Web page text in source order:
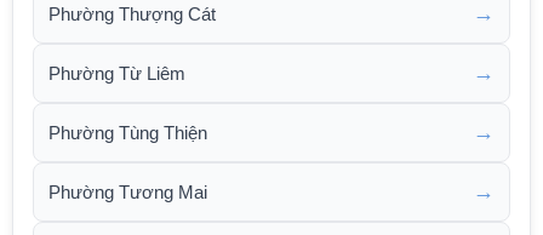
Phường Thượng Cát →
Phường Từ Liêm →
Phường Tùng Thiện →
Phường Tương Mai →